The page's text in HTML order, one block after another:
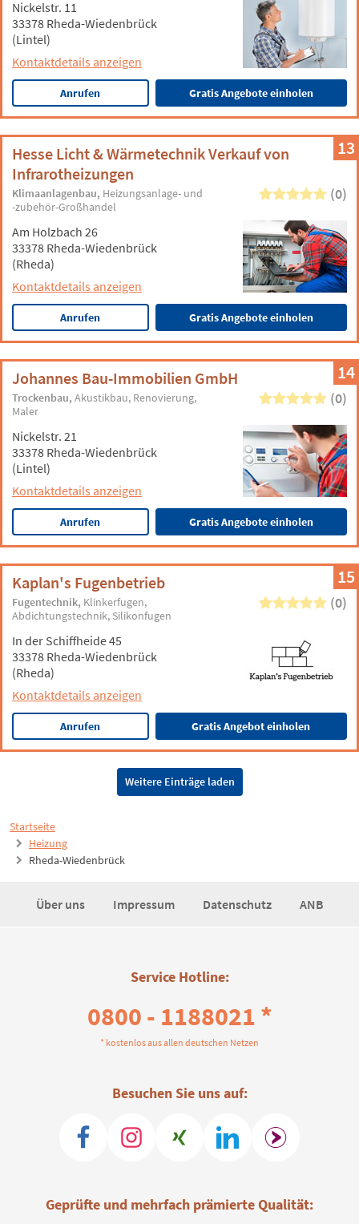
Startseite
Heizung
Rheda-Wiedenbrück
Nickelstr. 11
33378 Rheda-Wiedenbrück
(Lintel)
Kontaktdetails anzeigen
Anrufen Gratis Angebote einholen
13
Hesse Licht & Wärmetechnik Verkauf von
Infrarotheizungen
Klimaanlagenbau Heizungsanlage- und
-zubehör-Großhandel
(0)
Am Holzbach 26
33378 Rheda-Wiedenbrück
(Rheda)
Kontaktdetails anzeigen
Anrufen Gratis Angebote einholen
14
Johannes Bau-Immobilien GmbH
Trockenbau Akustikbau Renovierung
Maler
(0)
Nickelstr. 21
33378 Rheda-Wiedenbrück
(Lintel)
Kontaktdetails anzeigen
Anrufen Gratis Angebote einholen
15
Kaplan's Fugenbetrieb
Fugentechnik Klinkerfugen
Abdichtungstechnik Silikonfugen
(0)
In der Schiffheide 45
33378 Rheda-Wiedenbrück
(Rheda)
Kontaktdetails anzeigen
Anrufen Gratis Angebot einholen
Weitere Einträge laden
Über uns Impressum Datenschutz ANB
Service Hotline:
0800 - 1188021 *
* kostenlos aus allen deutschen Netzen
Besuchen Sie uns auf:
Geprüfte und mehrfach prämierte Qualität: